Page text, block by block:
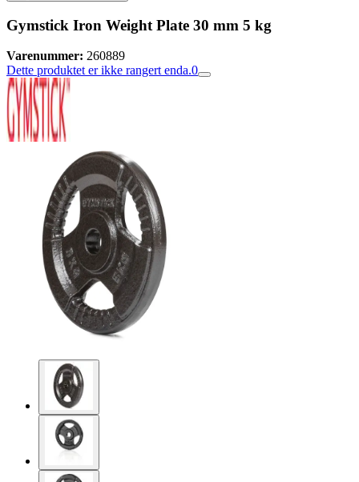
Gymstick Iron Weight Plate 30 mm 5 kg
Varenummer: 260889
Dette produktet er ikke rangert enda.0